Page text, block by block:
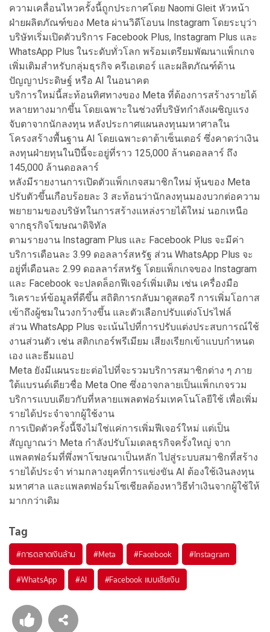
ความเคลื่อนไหวครั้งนี้ถูกประกาศโดย Naomi Gleit หัวหน้า
ฝ่ายผลิตภัณฑ์ของ Meta ผ่านวิดีโอบน Instagram โดยระบุว่า
บริษัทเริ่มเปิดตัวบริการ Facebook Plus, Instagram Plus และ
WhatsApp Plus ในระดับทั่วโลก พร้อมเตรียมพัฒนาแพ็กเกจ
เพิ่มเติมสำหรับกลุ่มธุรกิจ ครีเอเตอร์ และผลิตภัณฑ์ด้าน
ปัญญาประดิษฐ์ หรือ AI ในอนาคต
บริการใหม่นี้สะท้อนทิศทางของ Meta ที่ต้องการสร้างรายได้
หลายทางมากขึ้น โดยเฉพาะในช่วงที่บริษัทกำลังเผชิญแรง
จับตาจากนักลงทุน หลังประกาศแผนลงทุนมหาศาลใน
โครงสร้างพื้นฐาน AI โดยเฉพาะดาต้าเซ็นเตอร์ ซึ่งคาดว่าเงิน
ลงทุนฝ่ายทุนในปีนี้จะอยู่ที่ราว 125,000 ล้านดอลลาร์ ถึง
145,000 ล้านดอลลาร์
หลังมีรายงานการเปิดตัวแพ็กเกจสมาชิกใหม่ หุ้นของ Meta
ปรับตัวขึ้นเกือบร้อยละ 3 สะท้อนว่านักลงทุนมองบวกต่อความ
พยายามของบริษัทในการสร้างแหล่งรายได้ใหม่ นอกเหนือ
จากธุรกิจโฆษณาดิจิทัล
ตามรายงาน Instagram Plus และ Facebook Plus จะมีค่า
บริการเดือนละ 3.99 ดอลลาร์สหรัฐ ส่วน WhatsApp Plus จะ
อยู่ที่เดือนละ 2.99 ดอลลาร์สหรัฐ โดยแพ็กเกจของ Instagram
และ Facebook จะปลดล็อกฟีเจอร์เพิ่มเติม เช่น เครื่องมือ
วิเคราะห์ข้อมูลที่ดีขึ้น สถิติการกลับมาดูสตอรี การเพิ่มโอกาส
เข้าถึงผู้ชมในวงกว้างขึ้น และตัวเลือกปรับแต่งโปรไฟล์
ส่วน WhatsApp Plus จะเน้นไปที่การปรับแต่งประสบการณ์ใช้
งานส่วนตัว เช่น สติกเกอร์พรีเมียม เสียงเรียกเข้าแบบกำหนด
เอง และธีมแอป
Meta ยังมีแผนระยะต่อไปที่จะรวมบริการสมาชิกต่าง ๆ ภาย
ใต้แบรนด์เดียวชื่อ Meta One ซึ่งอาจกลายเป็นแพ็กเกจรวม
บริการแบบเดียวกับที่หลายแพลตฟอร์มเทคโนโลยีใช้ เพื่อเพิ่ม
รายได้ประจำจากผู้ใช้งาน
การเปิดตัวครั้งนี้จึงไม่ใช่แค่การเพิ่มฟีเจอร์ใหม่ แต่เป็น
สัญญาณว่า Meta กำลังปรับโมเดลธุรกิจครั้งใหญ่ จาก
แพลตฟอร์มที่พึ่งพาโฆษณาเป็นหลัก ไปสู่ระบบสมาชิกที่สร้าง
รายได้ประจำ ท่ามกลางยุคที่การแข่งขัน AI ต้องใช้เงินลงทุน
มหาศาล และแพลตฟอร์มโซเชียลต้องหาวิธีทำเงินจากผู้ใช้ให้
มากกว่าเดิม
Tag
#การตลาดเงินล้าน #Meta #Facebook #Instagram
#WhatsApp #AI #Facebook แบบเสียเงิน